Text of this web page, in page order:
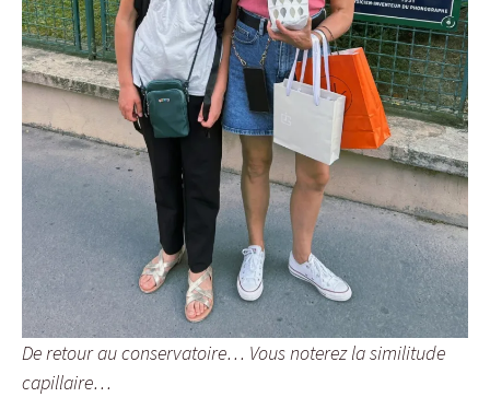
De retour au conservatoire… Vous noterez la similitude
capillaire…